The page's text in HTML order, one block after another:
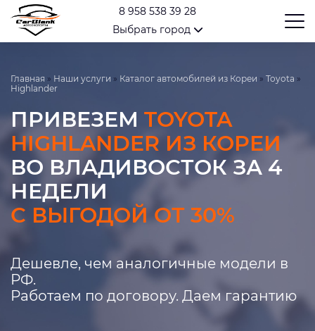
8 958 538 39 28
Выбрать город
Главная » Наши услуги » Каталог автомобилей из Кореи » Toyota »
Highlander
ПРИВЕЗЕМ TOYOTA
HIGHLANDER ИЗ КОРЕИ
ВО ВЛАДИВОСТОК ЗА 4
НЕДЕЛИ
С ВЫГОДОЙ ОТ 30%
Дешевле, чем аналогичные модели в
РФ.
Работаем по договору. Даем гарантию